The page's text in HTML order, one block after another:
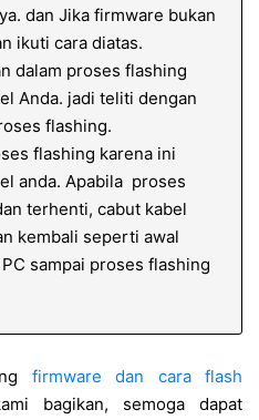
dan Jika firmware bukan
ikuti cara diatas.
dalam proses flashing
Anda. jadi teliti dengan
flashing.
flashing karena ini
anda. Apabila proses
terhenti, cabut kabel
kembali seperti awal
sampai proses flashing
firmware dan cara flash
bagikan, semoga dapat